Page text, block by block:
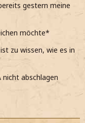
gestern meine
möchte*
zu wissen, wie es in
nicht abschlagen